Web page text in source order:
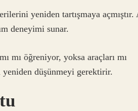
yeniden tartışmaya açmıştır.
deneyimi sunar.
mı öğreniyor, yoksa araçları mı
yeniden düşünmeyi gerektirir.